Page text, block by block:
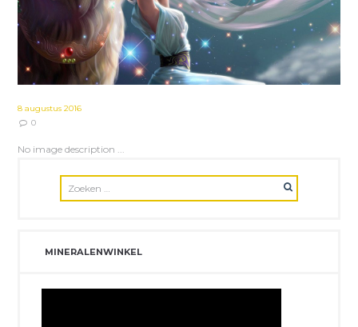
8 augustus 2016
0
No image description ...
MINERALENWINKEL